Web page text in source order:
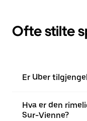
Ofte stilte
Er Uber
Hva er den
Sur-Vienne?